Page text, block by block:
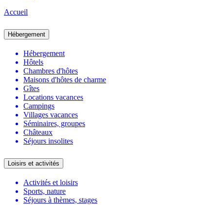
Accueil
Hébergement
Hébergement
Hôtels
Chambres d'hôtes
Maisons d'hôtes de charme
Gîtes
Locations vacances
Campings
Villages vacances
Séminaires, groupes
Châteaux
Séjours insolites
Loisirs et activités
Activités et loisirs
Sports, nature
Séjours à thèmes, stages